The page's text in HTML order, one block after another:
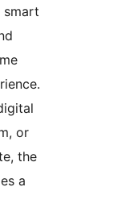
smart
or
the
a